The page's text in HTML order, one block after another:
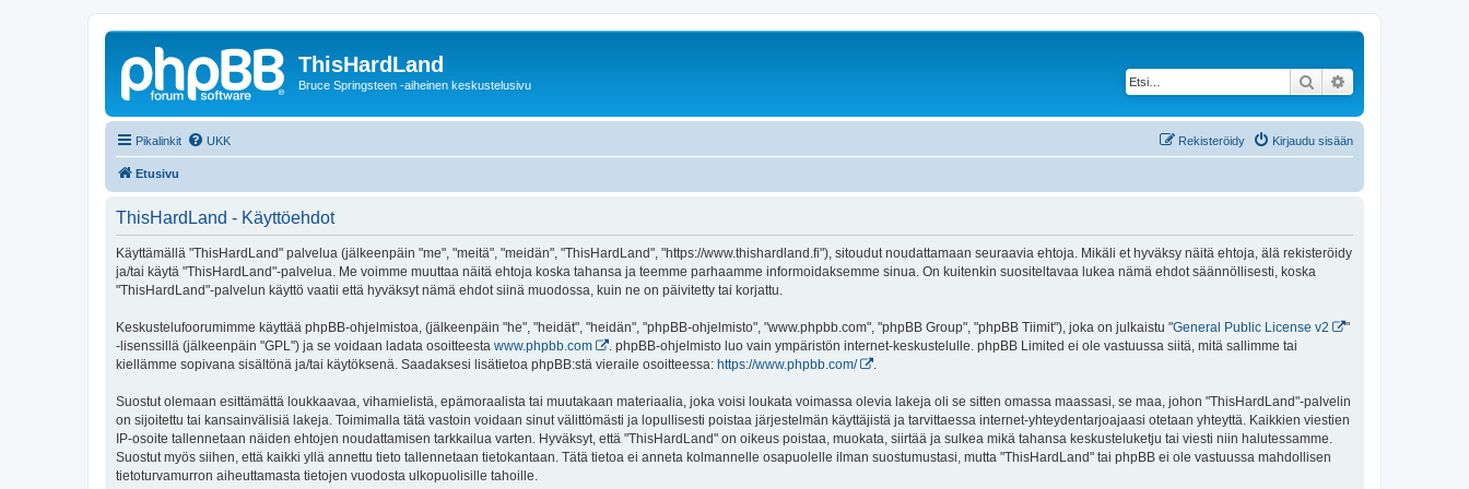
ThisHardLand
Bruce Springsteen -aiheinen keskustelusivu Etsi
Pikalinkit UKK Kirjaudu sisään
Rekisteröidy
Etusivu
ThisHardLand - Käyttöehdot
Käyttämällä "ThisHardLand" palvelua (jälkeenpäin "me", "meitä", "meidän", "ThisHardLand", "https://www.thishardland.fi"), sitoudut noudattamaan seuraavia ehtoja. Mikäli et hyväksy näitä ehtoja, älä rekisteröidy
ja/tai käytä "ThisHardLand"-palvelua. Me voimme muuttaa näitä ehtoja koska tahansa ja teemme parhaamme informoidaksemme sinua. On kuitenkin suositeltavaa lukea nämä ehdot säännöllisesti, koska
"ThisHardLand"-palvelun käyttö vaatii että hyväksyt nämä ehdot siinä muodossa, kuin ne on päivitetty tai korjattu.
Keskustelufoorumimme käyttää phpBB-ohjelmistoa, (jälkeenpäin "he", "heidät", "heidän", "phpBB-ohjelmisto", "www.phpbb.com", "phpBB Group", "phpBB Tiimit"), joka on julkaistu "General Public License v2
"
-lisenssillä (jälkeenpäin "GPL") ja se voidaan ladata osoitteesta www.phpbb.com
. phpBB-ohjelmisto luo vain ympäristön internet-keskustelulle. phpBB Limited ei ole vastuussa siitä, mitä sallimme tai
kiellämme sopivana sisältönä ja/tai käytöksenä. Saadaksesi lisätietoa phpBB:stä vieraile osoitteessa: https://www.phpbb.com/ .
Suostut olemaan esittämättä loukkaavaa, vihamielistä, epämoraalista tai muutakaan materiaalia, joka voisi loukata voimassa olevia lakeja oli se sitten omassa maassasi, se maa, johon "ThisHardLand"-palvelin
on sijoitettu tai kansainvälisiä lakeja. Toimimalla tätä vastoin voidaan sinut välittömästi ja lopullisesti poistaa järjestelmän käyttäjistä ja tarvittaessa internet-yhteydentarjoajaasi otetaan yhteyttä. Kaikkien viestien
IP-osoite tallennetaan näiden ehtojen noudattamisen tarkkailua varten. Hyväksyt, että "ThisHardLand" on oikeus poistaa, muokata, siirtää ja sulkea mikä tahansa keskusteluketju tai viesti niin halutessamme.
Suostut myös siihen, että kaikki yllä annettu tieto tallennetaan tietokantaan. Tätä tietoa ei anneta kolmannelle osapuolelle ilman suostumustasi, mutta "ThisHardLand" tai phpBB ei ole vastuussa mahdollisen
tietoturvamurron aiheuttamasta tietojen vuodosta ulkopuolisille tahoille.